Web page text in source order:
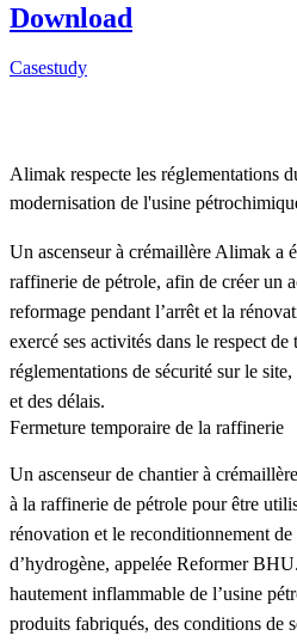
Download
Casestudy
Alimak respecte les réglementations
modernisation de l'usine
Un ascenseur à crémaillère Alimak a
raffinerie de pétrole, afin de créer un
reformage pendant l’arrêt et la
exercé ses activités dans le respect de
réglementations de sécurité sur le
et des délais.
Fermeture temporaire de la raffinerie
Un ascenseur de chantier à
à la raffinerie de pétrole pour être
rénovation et le reconditionnement
d’hydrogène, appelée Reformer
hautement inflammable de l’usine
produits fabriqués, des conditions de